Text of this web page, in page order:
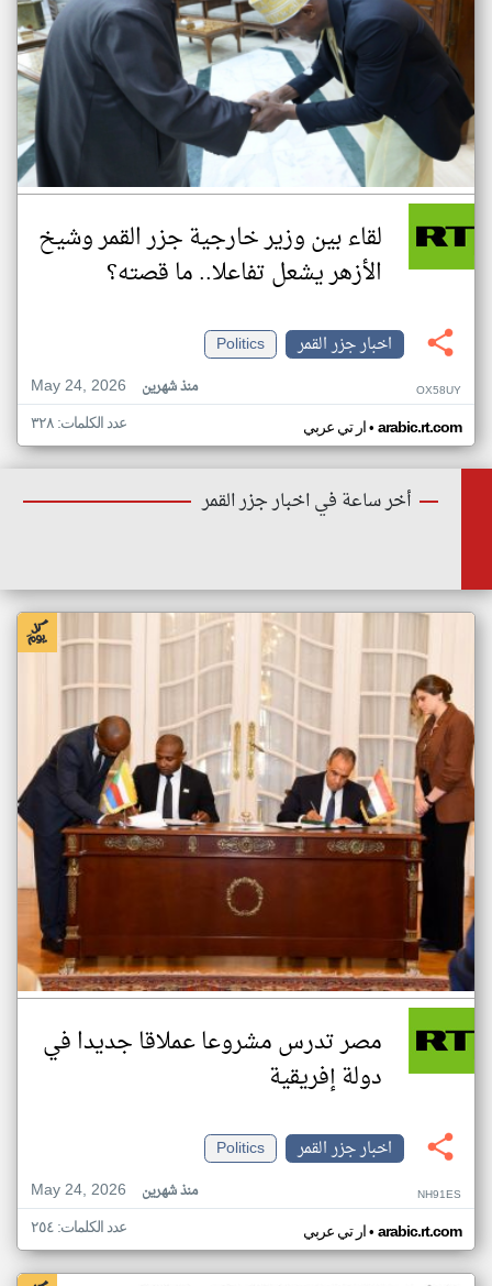
لقاء بين وزير خارجية جزر القمر وشيخ
الأزهر يشعل تفاعلا.. ما قصته؟
اخبار جزر القمر
Politics
May 24, 2026
منذ شهرين OX58UY
ار تي عربي• arabic.rt.com عدد الكلمات: ٣٢٨
أخر ساعة في اخبار جزر القمر
مصر تدرس مشروعا عملاقا جديدا في
دولة إفريقية
اخبار جزر القمر
Politics
May 24, 2026
منذ شهرين NH91ES
ار تي عربي• arabic.rt.com عدد الكلمات: ٢٥٤